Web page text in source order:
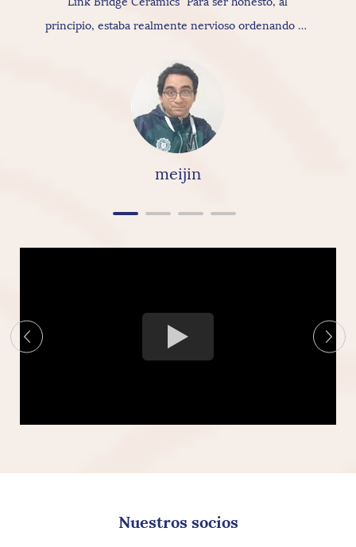
principio, estaba realmente nervioso ordenando de
servicios realmente buenos, ya que para la
cerámica en sí misma tiene una buena textura
increíble y" la construcción en general es
realmente agradable, realmente recomendaría y
altamente recomendaría el Ceramics de Linkbridge
meijin
Nuestros socios